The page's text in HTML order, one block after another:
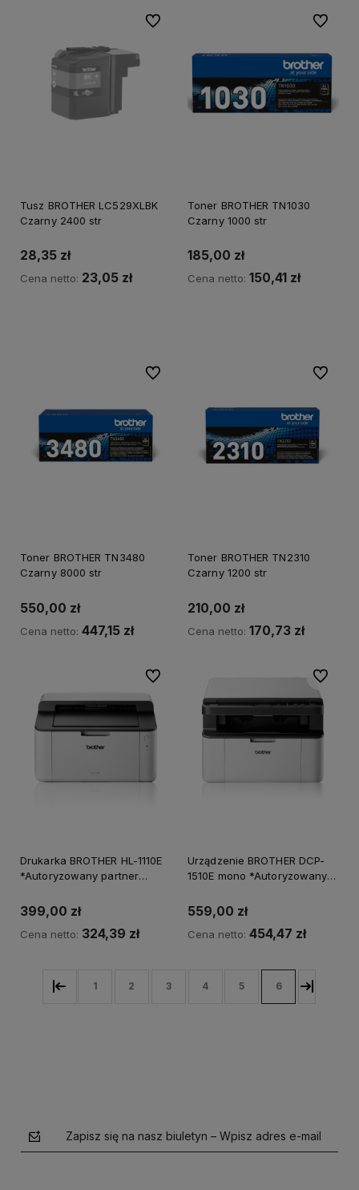
Tusz BROTHER LC529XLBK
Czarny 2400 str
28,35 zł
Cena netto: 23,05 zł
Do ulubionych
Toner BROTHER TN1030
Czarny 1000 str
185,00 zł
Cena netto: 150,41 zł
Do
Toner BROTHER TN3480
Czarny 8000 str
550,00 zł
Cena netto: 447,15 zł
Do ulubionych
Toner BROTHER TN2310
Czarny 1200 str
210,00 zł
Cena netto: 170,73 zł
Do
Drukarka BROTHER HL-1110E
*Autoryzowany partner
wysyłka
399,00 zł
Cena netto: 324,39 zł
Do ulubionych
Urządzenie BROTHER DCP-
1510E mono *Autoryzowany
Natychmiastowa wysyłka
559,00 zł
Cena netto: 454,47 zł
Do
1 2 3 4 5 6
Zapisz się na nasz biuletyn – Wpisz adres e-mail